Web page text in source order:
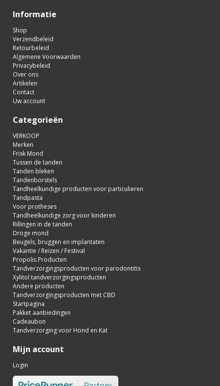
Informatie
Shop
Verzendbeleid
Retourbeleid
Algemene Voorwaarden
Privacybeleid
Over ons
Artikelen
Contact
Uw account
Categorieën
VERKOOP
Merken
Frisk Mond
Tussen de tanden
Tanden bleken
Tandenborstels
Tandheelkundige producten voor particulieren
Tandpasta
Voor protheses
Tandheelkundige zorg voor kinderen
Rillingen in de tanden
Droge mond
Beugels, bruggen en implantaten
Vakantie / Reizen / Festival
Propolis Producten
Tandverzorgingsproducten voor parodontitis
Xylitol tandverzorgingsproducten
Andere producten
Tandverzorgingsproducten met CBD
Startpagina
Pakket aanbiedingen
Cadeaubon
Tandverzorging voor Hond en Kat
Mijn account
Login